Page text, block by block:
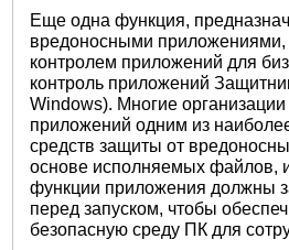
Еще одна функция,
вредоносными
контролем приложений для
контроль приложений
Windows). Многие
приложений одним из
средств защиты от
основе исполняемых файлов,
функции приложения должны
перед запуском, чтобы
безопасную среду ПК для